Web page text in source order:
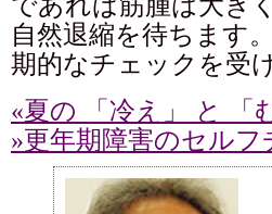
自然退縮を待ちます
期的なチェックを受
«夏の 「冷え」 と 「
»更年期障害のセルフ